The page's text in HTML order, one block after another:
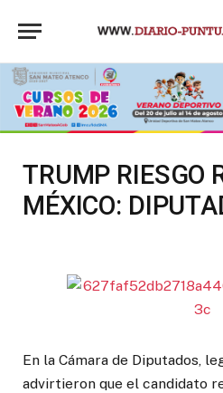
TRUMP RIESGO
MÉXICO:
En la Cámara de Diputados,
advirtieron que el candidato